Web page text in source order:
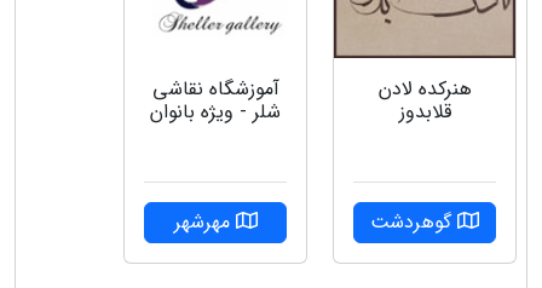
هنرکده لادن
قلابدوز
گوهردشت
آموزشگاه نقاشی
شلر - ویژه بانوان
مهرشهر